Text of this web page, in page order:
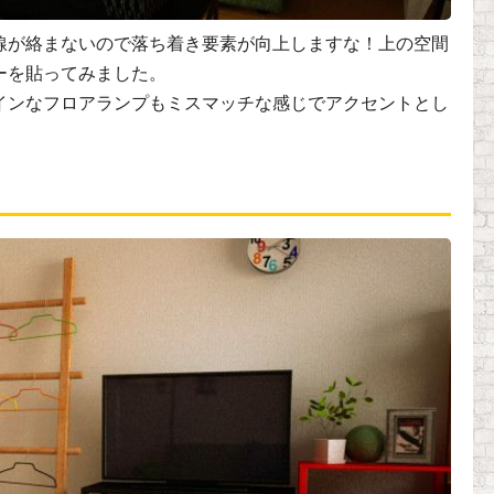
絡まないので落ち着き要素が向上しますな！上の空間
貼ってみました。
なフロアランプもミスマッチな感じでアクセントとし